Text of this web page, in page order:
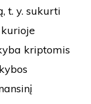
t. y. sukurti
kriptomis